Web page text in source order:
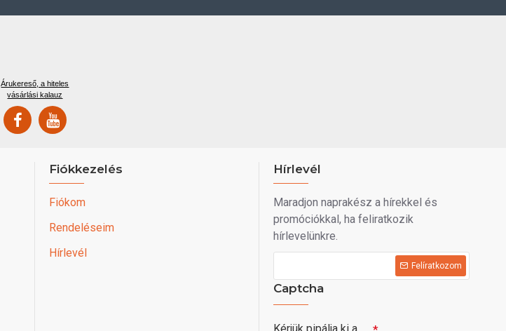
Árukereső, a hiteles
vásárlási kalauz
Fiókkezelés
Fiókom
Rendeléseim
Hírlevél
Hírlevél
Maradjon naprakész a hírekkel és
promóciókkal, ha feliratkozik
hírlevelünkre.
Felíratkozom
Captcha